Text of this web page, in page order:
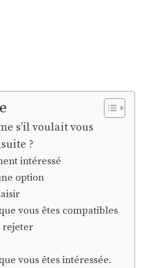
s’il voulait vous
?
intéressé
option
vous êtes compatibles
rejeter
vous êtes intéressée.